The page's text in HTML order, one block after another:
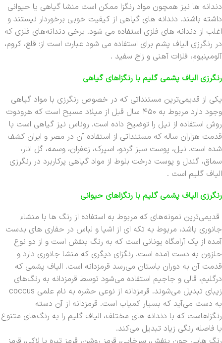
دندانه ها نیز همچون مواد رنگزا ممکن است منشا گیاهی یا حیوانی
داشته باشند. دندانه های گیاهی از کیفیت خوبی برخوردار نیستند و
اغلب از دندانه های فلزی استفاده می شود. برخی دندانه‌های فلزی که
در رنگرزی الیاف پشم برای استفاده می شود عبارت است از: قلع، کروم،
آلومینیوم، فلزات آهنی و زاج سفید .
رنگرزی الیاف پشمی گلیم با رنگزاهای گیاهی
یکی از قدیمی‌ترین مستنداتی که در خصوص رنگرزی با مواد گیاهی
وجود دارد مربوط به ۴۵۰ سال قبل از میلاد مسیح است که هرودوت
روش استفاده از نیل را توضیح داده است. روناس نیز گیاهی است با
قدمت هزاران ساله که مستنداتی از استفاده آن در مصر و ایران کشف
شده است. نیل، پوست سبز گردو، اسپرک، زعفران، وسمه، گل انار،
سماق، گندل و پوست درخت بلوط از مواد گیاهی پرکاربرد در رنگرزی
الیاف گلیم است .
رنگرزی الیاف پشمی گلیم با رنگزاهای حیوانی
قدیمی‌ترین نمونه‌های که مربوط به استفاده از رنگ ها با منشاء
جانوری باشد، مربوط به تکه ای از اشیا و لباس در حفاری های بدست
آمده از یک آرامگاه یونانی است که به رنگ بنفش است و از دو نوع
حلزون به دست آمده است. رنگزای دیگری که منشا جانوری دارد و
قدمت آن به دوران باستان می‌رسد قرمزدانه است. الیاف پشمی که
درگلیم، قالی و جاجیم استفاده می‌شود توسط قرمزدانه به رنگ‌های
زیبای تبدیل می‌شوند. قرمزدانه از نوعی حشره به نام علمی coccus
به دست می‌آید که بسیار کمیاب است. قرمزدانه از آن دسته
رنگزاهاست که با دندانه های مختلف، الیاف گلیم را به رنگ‌های متنوع
با فاصله رنگی زیاد تبدیل می‌کند.